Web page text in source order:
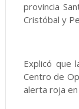
provincia
Cristóbal y
Explicó que
Centro de
alerta roja